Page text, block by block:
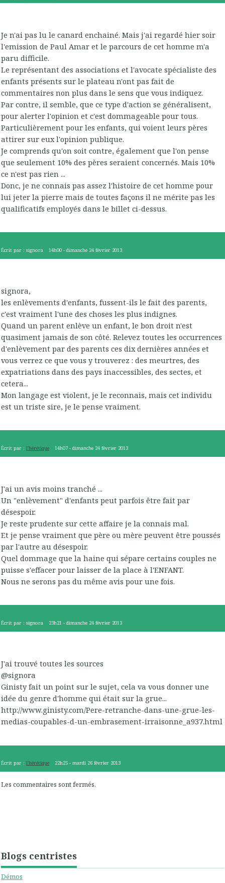
Blogs centristes
Démos
Je n'ai pas lu le canard enchainé. Mais j'ai regardé hier soir
l'emission de Paul Amar et le parcours de cet homme m'a
paru difficile.
Le représentant des associations et l'avocate spécialiste des
enfants présents sur le plateau n'ont pas fait de
commentaires non plus dans le sens que vous indiquez.
Par contre, il semble, que ce type d'action se généralisent,
pour alerter l'opinion et c'est dommageable pour tous.
Particulièrement pour les enfants, qui voient leurs pères
attirer sur eux l'opinion publique.
Je comprends qu'on soit contre, également que l'on pense
que seulement 10% des pères seraient concernés. Mais 10%
ce n'est pas rien ...
Donc, je ne connais pas assez l'histoire de cet homme pour
lui jeter la pierre mais de toutes façons il ne mérite pas les
qualificatifs employés dans le billet ci-dessus.
Écrit par : signora 14h00 -dimanche 24 février 2013
signora,
les enlèvements d'enfants, fussent-ils le fait des parents,
c'est vraiment l'une des choses les plus indignes.
Quand un parent enlève un enfant, le bon droit n'est
quasiment jamais de son côté. Relevez toutes les occurrences
d'enlèvement par des parents ces dix dernières années et
vous verrez ce que vous y trouverez : des meurtres, des
expatriations dans des pays inaccessibles, des sectes, et
cetera...
Mon langage est violent, je le reconnais, mais cet individu
est un triste sire, je le pense vraiment.
Écrit par : l'hérétique 14h07 -dimanche 24 février 2013
J'ai un avis moins tranché ...
Un "enlèvement" d'enfants peut parfois être fait par
désespoir.
Je reste prudente sur cette affaire je la connais mal.
Et je pense vraiment que père ou mère peuvent être poussés
par l'autre au désespoir.
Quel dommage que la haine qui sépare certains couples ne
puisse s'effacer pour laisser de la place à l'ENFANT.
Nous ne serons pas du même avis pour une fois.
Écrit par : signora 23h21 -dimanche 24 février 2013
J'ai trouvé toutes les sources
@signora
Ginisty fait un point sur le sujet, cela va vous donner une
idée du genre d'homme qui était sur la grue...
http://www.ginisty.com/Pere-retranche-dans-une-grue-les-
medias-coupables-d-un-embrasement-irraisonne_a937.html
Écrit par : l'hérétique 22h25 -mardi 26 février 2013
Les commentaires sont fermés.